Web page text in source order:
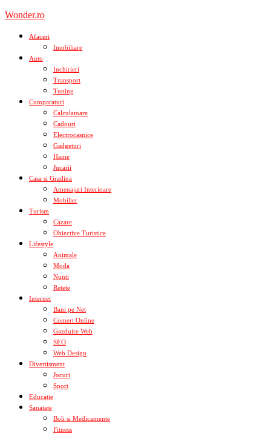
Skip
content
Wonder.ro
Afaceri
Imobiliare
Auto
Inchirieri
Transport
Tuning
Cumparaturi
Calculatoare
Cadouri
Electrocasnice
Gadgeturi
Haine
Jucarii
Casa si Gradina
Amenajari Interioare
Mobilier
Turism
Cazare
Obiective Turistice
Lifestyle
Animale
Moda
Nunti
Retete
Internet
Bani pe Net
Comert Online
Gazduire Web
SEO
Web Design
Divertisment
Jocuri
Sport
Educatie
Sanatate
Boli si Medicamente
Fitness